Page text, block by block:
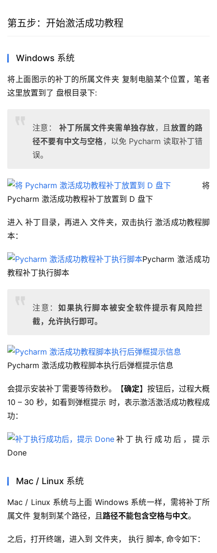
第五步：开始激活成功教程
Windows 系统
将上面图示的补丁的所属文件夹 复制电脑某个位置，笔者
这里放置到了 盘根目录下:
注意： 补丁所属文件夹需单独存放，且放置的路
径不要有中文与空格，以免 Pycharm 读取补丁错
误。
将
Pycharm 激活成功教程补丁放置到 D 盘下
进入 补丁目录，再进入 文件夹，双击执行 激活成功教程脚
本：
Pycharm 激活成功
教程补丁执行脚本
注意： 如果执行脚本被安全软件提示有风险拦
截，允许执行即可。
Pycharm 激活成功教程脚本执行后弹框提示信息
会提示安装补丁需要等待数秒。【确定】按钮后，过程大概
10 – 30 秒，如看到弹框提示 时，表示激活激活成功教程成
功：
补丁执行成功后，提示
Done
Mac / Linux 系统
Mac / Linux 系统与上面 Windows 系统一样，需将补丁所
属文件 复制到某个路径，且路径不能包含空格与中文。
之后，打开终端，进入到 文件夹， 执行 脚本, 命令如下：